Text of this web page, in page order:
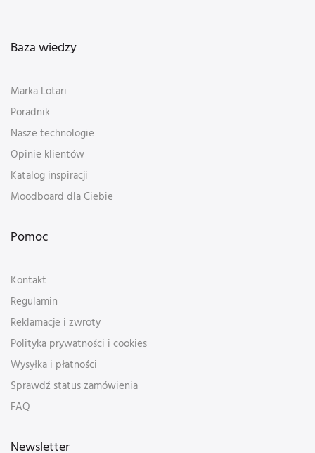
Baza wiedzy
Marka Lotari
Poradnik
Nasze technologie
Opinie klientów
Katalog inspiracji
Moodboard dla Ciebie
Pomoc
Kontakt
Regulamin
Reklamacje i zwroty
Polityka prywatności i cookies
Wysyłka i płatności
Sprawdź status zamówienia
FAQ
Newsletter